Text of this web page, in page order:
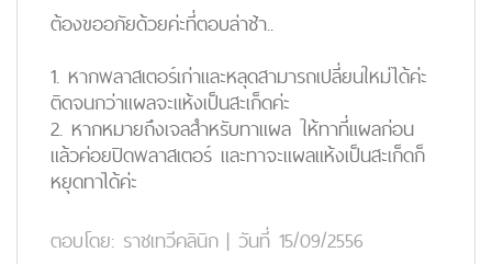
ต้องขออภัยด้วยค่ะที่ตอบล่าช้า..
1. หากพลาสเตอร์เก่าและหลุดสามารถเปลี่ยนใหม่ได้ค่ะ
ติดจนกว่าแผลจะแห้งเป็นสะเก็ดค่ะ
2. หากหมายถึงเจลสำหรับทาแผล ให้ทาที่แผลก่อน
แล้วค่อยปิดพลาสเตอร์ และทาจะแผลแห้งเป็นสะเก็ดก็
หยุดทาได้ค่ะ
ตอบโดย: ราชเทวีคลินิก | วันที่ 15/09/2556